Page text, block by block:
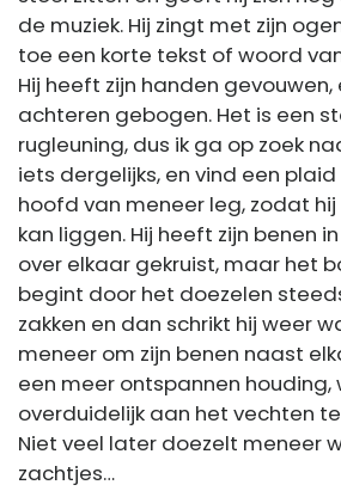
de muziek. Hij zingt met zijn
toe een korte tekst of woord
Hij heeft zijn handen
achteren gebogen. Het is een
rugleuning, dus ik ga op zoek
iets dergelijks, en vind een
hoofd van meneer leg, zodat
kan liggen. Hij heeft zijn benen
over elkaar gekruist, maar het
begint door het doezelen
zakken en dan schrikt hij weer
meneer om zijn benen naast
een meer ontspannen houding,
overduidelijk aan het vechten
Niet veel later doezelt meneer
zachtjes…